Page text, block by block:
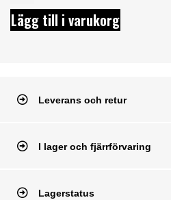
Lägg till i varukorg
Leverans och retur
I lager och fjärrförvaring
Lagerstatus